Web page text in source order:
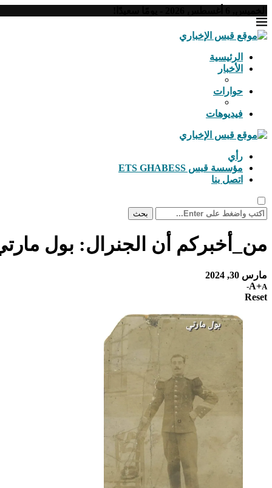
الرئيسية
الأخبار
حوارات
فيديوهات
رأي
مؤسسة قبس ETS GHABESS
اتصل بنا
بحث
من_أخبركم أن الجنرال: بول
مارس 30, 2024
A+A-
Reset